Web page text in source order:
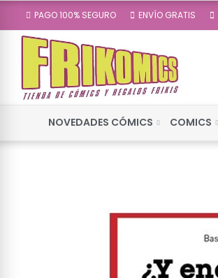
PAGO 100% SEGURO ENVÍO GRATIS
NOVEDADES CÓMICS COMICS